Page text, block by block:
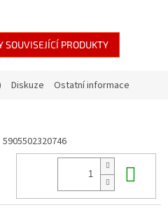
SOUVISEJÍCÍ PRODUKTY
Diskuze Ostatní informace
5905502320746